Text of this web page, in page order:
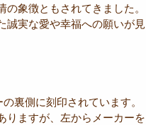
象徴ともされてきました。
誠実な愛や幸福への願いが見
裏側に刻印されています。
りますが、左からメーカーを